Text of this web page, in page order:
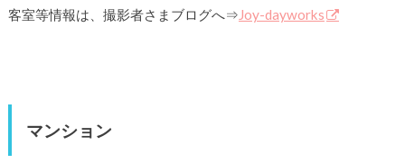
客室等情報は、撮影者さまブログへ⇒Joy-dayworks
マンション